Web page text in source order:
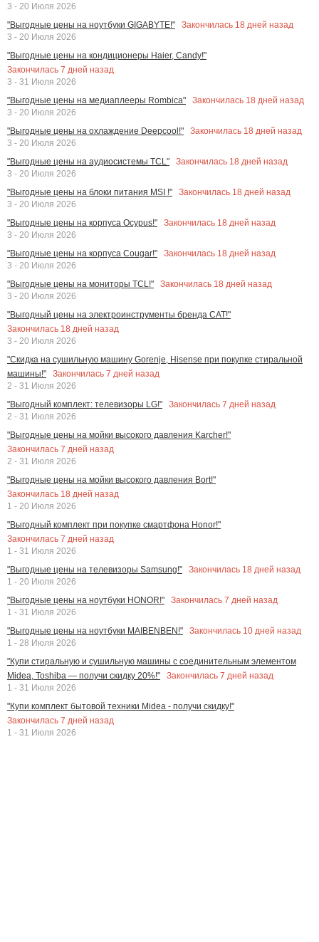
3 - 20 Июля 2026
"Выгодные цены на ноутбуки GIGABYTE!"
Закончилась 18 дней назад
3 - 20 Июля 2026
"Выгодные цены на кондиционеры Haier, Candy!"
Закончилась 7 дней назад
3 - 31 Июля 2026
"Выгодные цены на медиаплееры Rombica"
Закончилась 18 дней назад
3 - 20 Июля 2026
"Выгодные цены на охлаждение Deepcool!"
Закончилась 18 дней назад
3 - 20 Июля 2026
"Выгодные цены на аудиосистемы TCL"
Закончилась 18 дней назад
3 - 20 Июля 2026
"Выгодные цены на блоки питания MSI !"
Закончилась 18 дней назад
3 - 20 Июля 2026
"Выгодные цены на корпуса Ocypus!"
Закончилась 18 дней назад
3 - 20 Июля 2026
"Выгодные цены на корпуса Cougar!"
Закончилась 18 дней назад
3 - 20 Июля 2026
"Выгодные цены на мониторы TCL!"
Закончилась 18 дней назад
3 - 20 Июля 2026
"Выгодный цены на электроинструменты бренда CAT!"
Закончилась 18 дней назад
3 - 20 Июля 2026
"Скидка на сушильную машину Gorenje, Hisense при покупке стиральной
машины!"
Закончилась 7 дней назад
2 - 31 Июля 2026
"Выгодный комплект: телевизоры LG!"
Закончилась 7 дней назад
2 - 31 Июля 2026
"Выгодные цены на мойки высокого давления Karcher!"
Закончилась 7 дней назад
2 - 31 Июля 2026
"Выгодные цены на мойки высокого давления Bort!"
Закончилась 18 дней назад
1 - 20 Июля 2026
"Выгодный комплект при покупке смартфона Honor!"
Закончилась 7 дней назад
1 - 31 Июля 2026
"Выгодные цены на телевизоры Samsung!"
Закончилась 18 дней назад
1 - 20 Июля 2026
"Выгодные цены на ноутбуки HONOR!"
Закончилась 7 дней назад
1 - 31 Июля 2026
"Выгодные цены на ноутбуки MAIBENBEN!"
Закончилась 10 дней назад
1 - 28 Июля 2026
"Купи стиральную и сушильную машины с соединительным элементом
Midea, Toshiba — получи скидку 20%!"
Закончилась 7 дней назад
1 - 31 Июля 2026
"Купи комплект бытовой техники Midea - получи скидку!"
Закончилась 7 дней назад
1 - 31 Июля 2026